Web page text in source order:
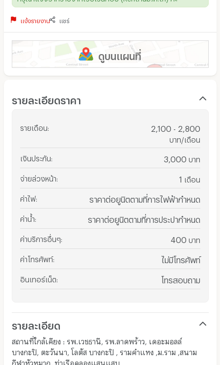
แจ้งรายงาน แชร์
ดูบนแผนที่
รายละเอียดราคา
รายเดือน 2,100 - 2,800
บาท/เดือน
เงินประกัน 3,000 บาท
จ่ายล่วงหน้า 1 เดือน
ค่าไฟ: ราคาต่อยูนิตตามที่การไฟฟ้ากำหนด
ค่าน้ำ ราคาต่อยูนิตตามที่การประปากำหนด
ค่าบริการอื่นๆ 400 บาท
ค่าโทรศัพท์: ไม่มีโทรศัพท์
อินเทอร์เน็ต โทรสอบถาม
รายละเอียด
สถานที่ใกล้เคียง : รพ.เวชธานี, รพ.ลาดพร้าว, เดอะมอลล์
บางกะปิ, ตะวันนา, โลตัส บางกะปิ , รามคำแหง ,ม.ราม ,สนาม
กีฬาหัวหมาก, ท่าเรือคลองแสนแสบ